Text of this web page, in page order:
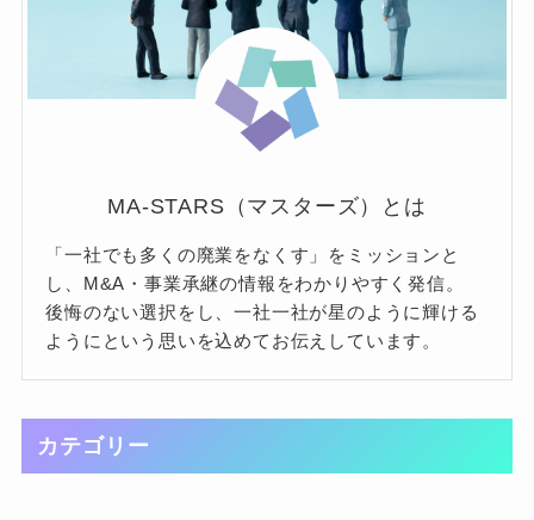
MA-STARS（マスターズ）とは
「一社でも多くの廃業をなくす」をミッションと
し、M&A・事業承継の情報をわかりやすく発信。
後悔のない選択をし、一社一社が星のように輝ける
ようにという思いを込めてお伝えしています。
カテゴリー